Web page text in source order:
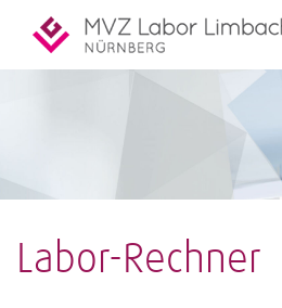
Labor-Rechner